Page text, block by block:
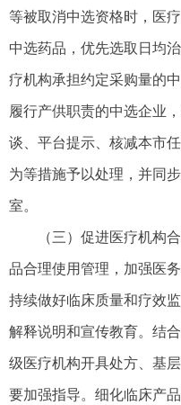
等被取消中选资格时，医
中选药品，优先选取日均
疗机构承担约定采购量的
履行产供职责的中选企业
谈、平台提示、核减本市
为等措施予以处理，并同
室。
（三）促进医疗机构
品合理使用管理，加强医
持续做好临床质量和疗效
解释说明和宣传教育。结
级医疗机构开具处方、基
要加强指导。细化临床产